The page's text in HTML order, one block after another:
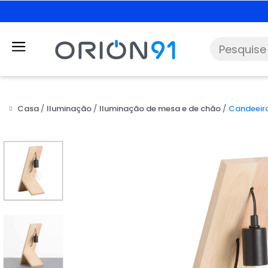
Casa Iluminação Iluminação de mesa e de chão